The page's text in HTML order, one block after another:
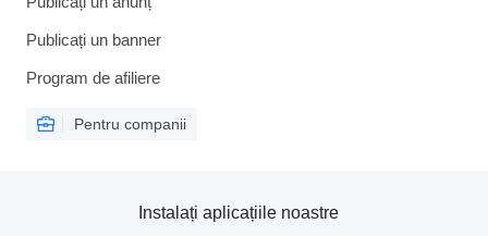
Publicați un banner
Program de afiliere
Pentru companii
Instalați aplicațiile noastre